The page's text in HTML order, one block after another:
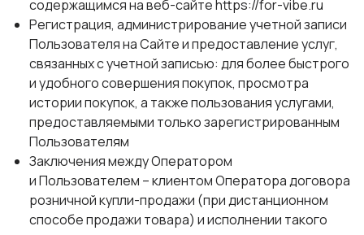
содержащимся на веб-сайте https://for-vibe.ru
Регистрация, администрирование учетной записи
Пользователя на Сайте и предоставление услуг,
связанных с учетной записью: для более быстрого
и удобного совершения покупок, просмотра
истории покупок, а также пользования услугами,
предоставляемыми только зарегистрированным
Пользователям
Заключения между Оператором
и Пользователем – клиентом Оператора договора
розничной купли-продажи (при дистанционном
способе продажи товара) и исполнении такого